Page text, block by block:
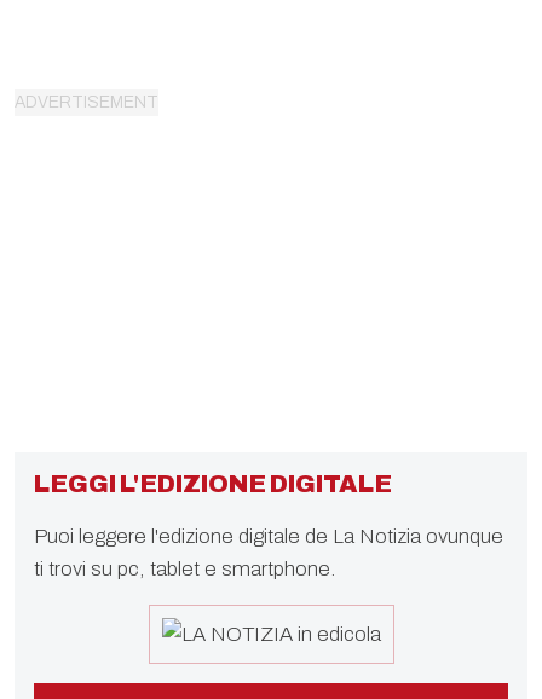
LEGGI L'EDIZIONE DIGITALE
Puoi leggere l'edizione digitale de La Notizia ovunque
ti trovi su pc, tablet e smartphone.